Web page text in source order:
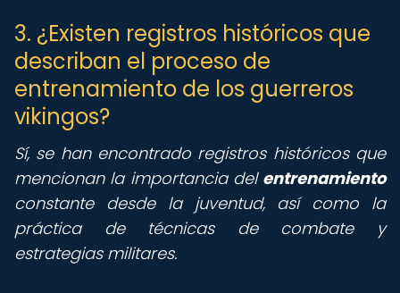
3. ¿Existen registros históricos que
describan el proceso de
entrenamiento de los guerreros
vikingos?
Sí, se han encontrado registros históricos que
mencionan la importancia del entrenamiento
constante desde la juventud, así como la
práctica de técnicas de combate y
estrategias militares.